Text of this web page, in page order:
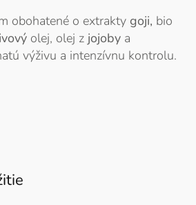
obohatené o extrakty goji, bio
olej, olej z jojoby a
výživu a intenzívnu kontrolu.